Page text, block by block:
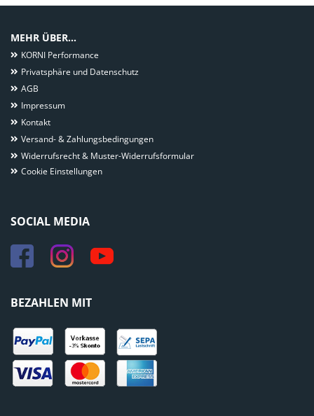
MEHR ÜBER...
KORNI Performance
Privatsphäre und Datenschutz
AGB
Impressum
Kontakt
Versand- & Zahlungsbedingungen
Widerrufsrecht & Muster-Widerrufsformular
Cookie Einstellungen
SOCIAL MEDIA
BEZAHLEN MIT